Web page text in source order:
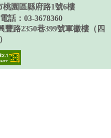
園區縣府路1號6樓
電話：03-3678360
路2350巷399號軍徽樓（四